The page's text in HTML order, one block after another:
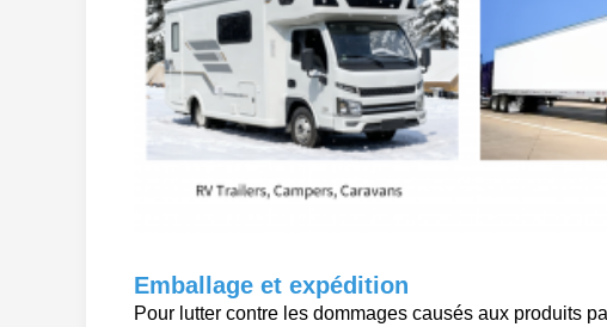
Emballage et expédition
Pour lutter contre les dommages causés aux produits